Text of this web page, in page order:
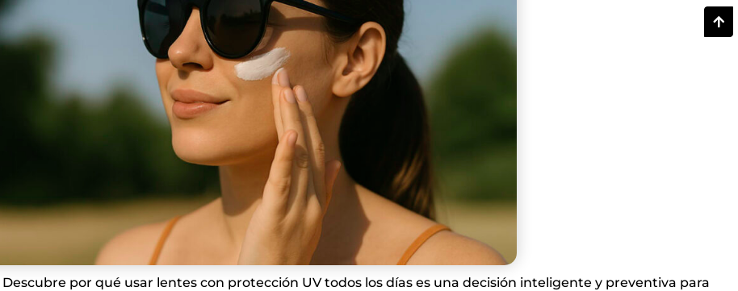
por qué usar lentes con protección UV todos los días es una decisión inteligente y preventiva para